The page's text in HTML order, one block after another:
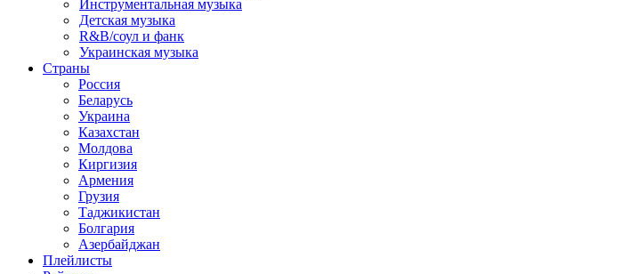
Инструментальная музыка
Детская музыка
R&B/cоул и фанк
Украинская музыка
Страны
Россия
Беларусь
Украина
Казахстан
Молдова
Киргизия
Армения
Грузия
Таджикистан
Болгария
Азербайджан
Плейлисты